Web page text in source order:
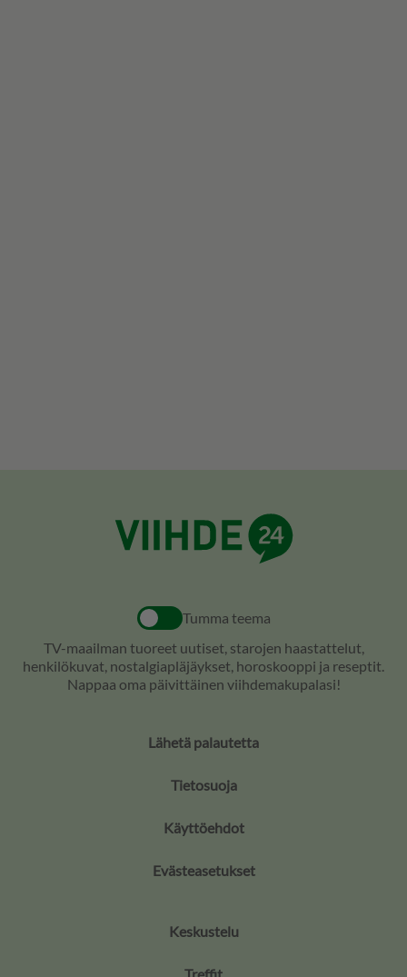
Tumma teema
TV-maailman tuoreet uutiset, starojen haastattelut,
henkilökuvat, nostalgiapläjäykset, horoskooppi ja reseptit.
Nappaa oma päivittäinen viihdemakupalasi!
Lähetä palautetta
Tietosuoja
Käyttöehdot
Evästeasetukset
Keskustelu